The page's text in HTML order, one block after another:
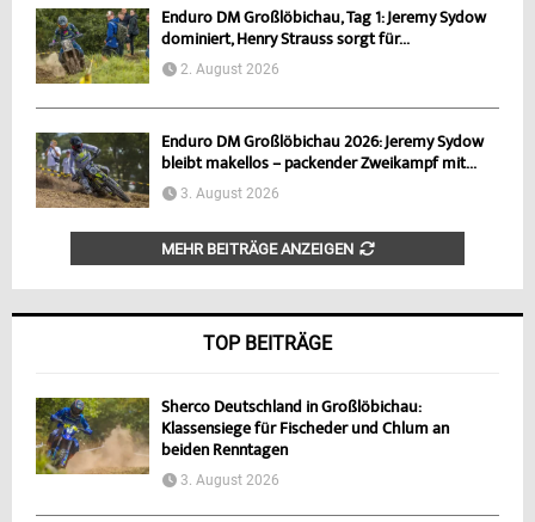
Enduro DM Großlöbichau, Tag 1: Jeremy Sydow
dominiert, Henry Strauss sorgt für...
2. August 2026
Enduro DM Großlöbichau 2026: Jeremy Sydow
bleibt makellos – packender Zweikampf mit...
3. August 2026
MEHR BEITRÄGE ANZEIGEN
TOP BEITRÄGE
Sherco Deutschland in Großlöbichau:
Klassensiege für Fischeder und Chlum an
beiden Renntagen
3. August 2026